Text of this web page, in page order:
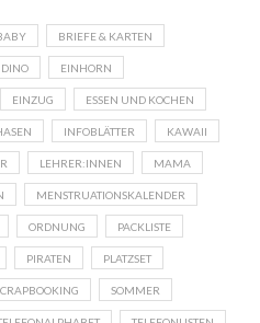
BRIEFE & KARTEN
DINO EINHORN
EINZUG ESSEN UND KOCHEN
INFOBLÄTTER KAWAII
LEHRER:INNEN MAMA
MENSTRUATIONSKALENDER
ORDNUNG PACKLISTE
PIRATEN PLATZSET
SOMMER